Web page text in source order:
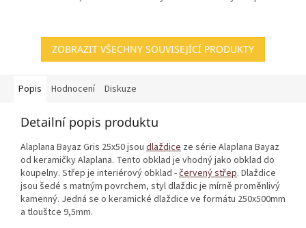
ZOBRAZIT VŠECHNY SOUVISEJÍCÍ PRODUKTY
Popis Hodnocení Diskuze
Detailní popis produktu
Alaplana Bayaz Gris 25x50 jsou dlaždice ze série Alaplana Bayaz
od keramičky Alaplana. Tento obklad je vhodný jako obklad do
koupelny. Střep je interiérový obklad -červený střep. Dlaždice
jsou šedé s matným povrchem, styl dlaždic je mírně proměnlivý
kamenný. Jedná se o keramické dlaždice ve formátu 250x500mm
a tlouštce 9,5mm.